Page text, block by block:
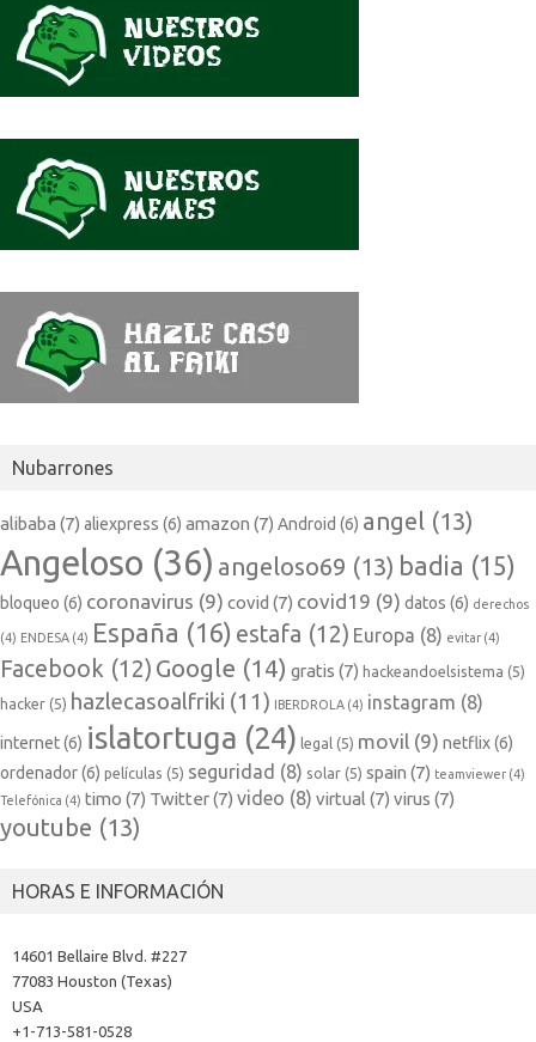
Nubarrones
alibaba (7) aliexpress (6) amazon (7) Android (6) angel (13)
Angeloso (36) angeloso69 (13) badia (15)
bloqueo (6) coronavirus (9) covid (7) covid19 (9) datos (6) derechos
(4) ENDESA (4) España (16) estafa (12) Europa (8) evitar (4)
Facebook (12) Google (14) gratis (7) hackeandoelsistema (5)
hacker (5) hazlecasoalfriki (11) IBERDROLA (4) instagram (8)
internet(6) islatortuga (24) legal (5) movil (9) netflix(6)
ordenador(6) películas (5) seguridad (8) solar (5) spain (7) teamviewer (4)
Telefónica (4) timo (7) Twitter(7) video (8) virtual (7) virus (7)
youtube (13)
HORAS E INFORMACIÓN
14601 Bellaire Blvd. #227
77083 Houston (Texas)
USA
+1-713-581-0528